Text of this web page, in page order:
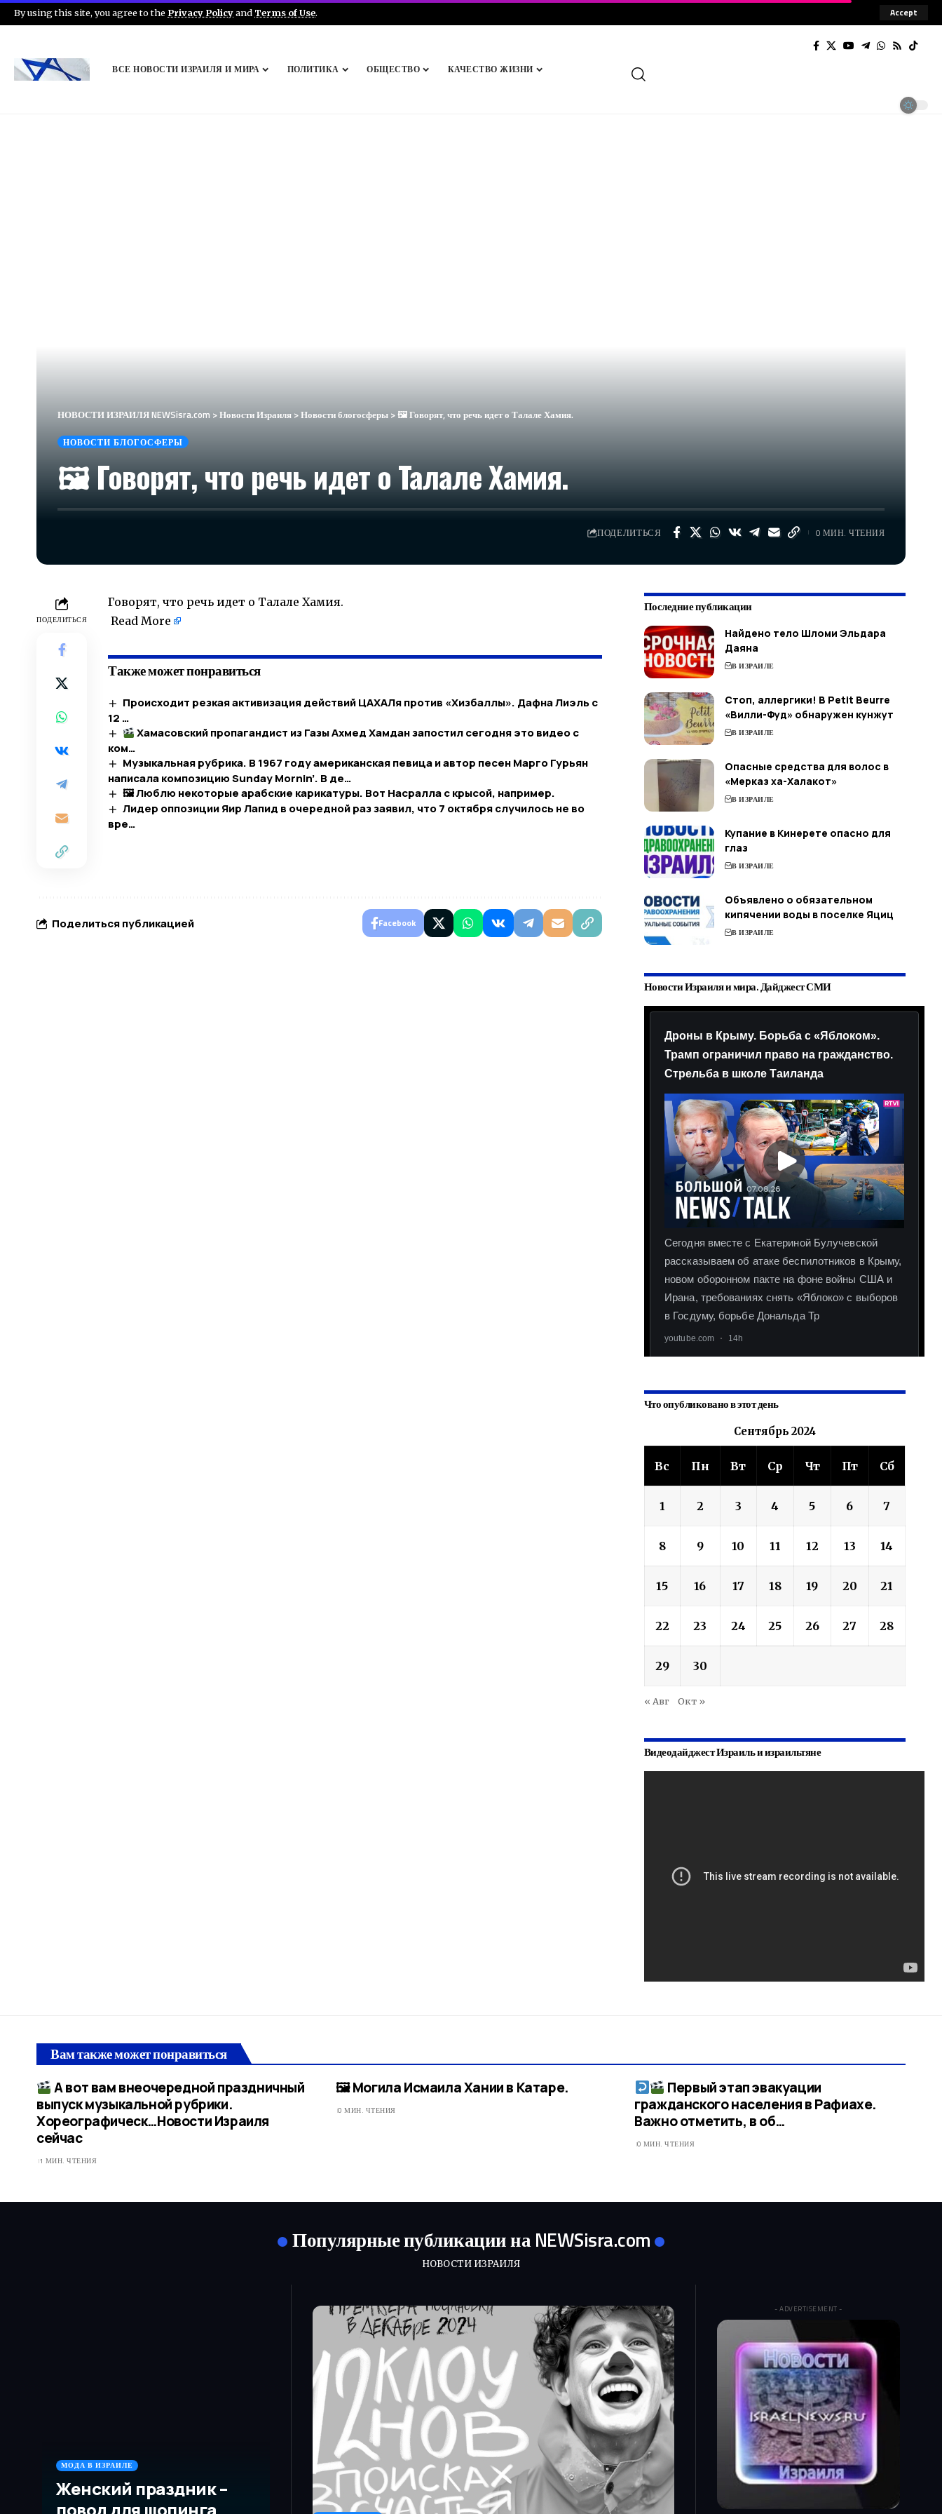
By using this site, you agree to the Privacy Policyand Terms of Use. Accept
ВСЕ НОВОСТИ ИЗРАИЛЯ И МИРА ПОЛИТИКА ОБЩЕСТВО КАЧЕСТВО ЖИЗНИ
НОВОСТИ ИЗРАИЛЯ NEWSisra.com >Новости Израиля >Новости блогосферы >🖼 Говорят, что речь идет о Талале Хамия.
НОВОСТИ БЛОГОСФЕРЫ
🖼 Говорят, что речь идет о Талале Хамия.
ПОДЕЛИТЬСЯ 0 МИН. ЧТЕНИЯ
ПОДЕЛИТЬСЯ
Говорят, что речь идет о Талале Хамия.
Read More
Также может понравиться
Происходит резкая активизация действий ЦАХАЛя против «Хизбаллы». Дафна Лиэль с
12 …
Хамасовский пропагандист из Газы Ахмед Хамдан запостил сегодня это видео с
ком…
Музыкальная рубрика. В 1967 году американская певица и автор песен Марго Гурьян
написала композицию Sunday Mornin’. В де…
🖼 Люблю некоторые арабские карикатуры. Вот Насралла с крысой, например.
Лидер оппозиции Яир Лапид в очередной раз заявил, что 7 октября случилось не во
вре…
Поделиться публикацией Facebook
Последние публикации
Найдено тело Шломи Эльдара
Даяна
В ИЗРАИЛЕ
Стоп, аллергики! В Petit Beurre
«Вилли-Фуд» обнаружен кунжут
В ИЗРАИЛЕ
Опасные средства для волос в
«Мерказ ха-Халакот»
В ИЗРАИЛЕ
Купание в Кинерете опасно для
глаз
В ИЗРАИЛЕ
Объявлено о обязательном
кипячении воды в поселке Яциц
В ИЗРАИЛЕ
Новости Израиля и мира. Дайджест СМИ
Что опубликовано в этот день
Сентябрь 2024
Вс Пн Вт Ср Чт Пт Сб
1 2 3 4 5 6 7
8 9 10 11 12 13 14
15 16 17 18 19 20 21
22 23 24 25 26 27 28
29 30
« Авг Окт »
Видеодайджест Израиль и израильтяне
Вам также может понравиться
А вот вам внеочередной праздничный
выпуск музыкальной рубрики.
Хореографическ…​Новости Израиля
сейчас
1 МИН. ЧТЕНИЯ
🖼 Могила Исмаила Хании в Катаре.
0 МИН. ЧТЕНИЯ
Первый этап эвакуации
гражданского населения в Рафиахе.
Важно отметить, в об…
0 МИН. ЧТЕНИЯ
Популярные публикации на NEWSisra.com
НОВОСТИ ИЗРАИЛЯ
МОДА В ИЗРАИЛЕ
Женский праздник –
повод для шопинга
- ADVERTISEMENT -